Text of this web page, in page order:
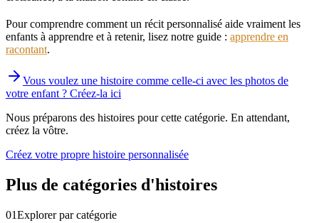
Pour comprendre comment un récit personnalisé aide vraiment les
enfants à apprendre et à retenir, lisez notre guide : apprendre en
racontant.
Vous voulez une histoire comme celle-ci avec les photos de
votre enfant ? Créez-la ici
Nous préparons des histoires pour cette catégorie. En attendant,
créez la vôtre.
Créez votre propre histoire personnalisée
Plus de catégories d'histoires
01Explorer par catégorie